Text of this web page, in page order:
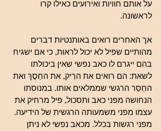
על אותם חוויות ואירועים כאילו קרו
לראשונה.
אך האחרים רואים באותנטיות דברים
מהותיים שפיל לא יכול לראות, כי אם ישגיח
בהם ייגרם לו כאב נפשי שאין ביכולתו
לשאת: הם רואים את הרִיק, את החַסֲךְ ואת
החֵסֵר הרגשי שממלאים אותו. במנוסתו
הנחושה מפני כאב ותסכול, פיל מרחיק את
עצמו מפני משמעותה הרגשית של הידיעה.
מפני רגשות בכלל. מכאב נפשי לא ניתן